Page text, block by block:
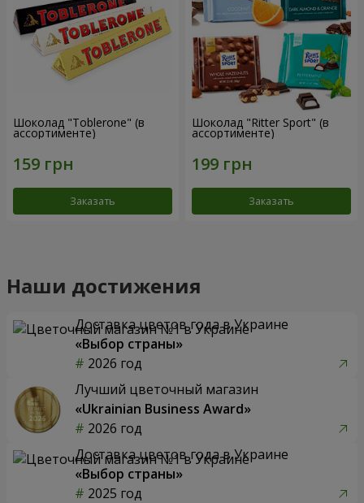
Шоколад "Toblerone" (в
ассортименте)
Заказать
Шоколад "Ritter Sport" (в
ассортименте)
Заказать
Наши достижения
Доставка цветов года в Украине
«Выбор страны»
2026 год
Лучший цветочный магазин
«Ukrainian Business Award»
2026 год
Доставка цветов года в Украине
«Выбор страны»
2025 год